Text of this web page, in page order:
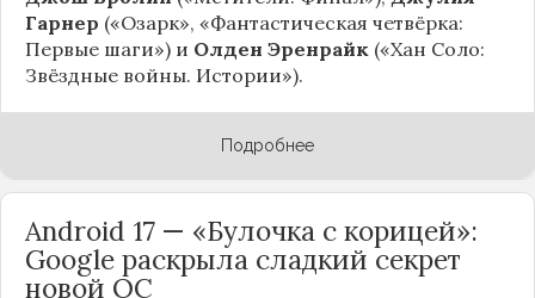
Гарнер («Озарк», «Фантастическая четвёрка:
Первые шаги») и Олден Эренрайк («Хан Соло:
Звёздные войны. Истории»).
Подробнее
Android 17 — «Булочка с корицей»:
Google раскрыла сладкий секрет
новой ОС